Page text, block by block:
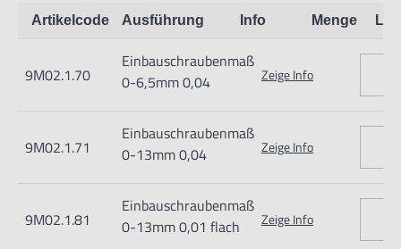
Informationen zur Produktsicherheit:
Anwender sowie Handwerker geeignet.
Nur für den vorhergesehenen Verwendungszweck geeignet.
Artikelcode Ausführung Info Menge
9M02.1.70
Einbauschraubenmaß
0-6,5mm 0,04
Zeige Info
9M02.1.71
Einbauschraubenmaß
0-13mm 0,04
Zeige Info
9M02.1.81
Einbauschraubenmaß
0-13mm 0,01 flach
Zeige Info